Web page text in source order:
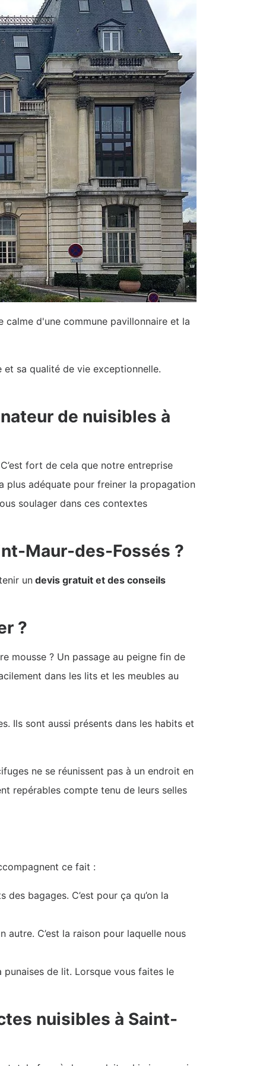
calme d'une commune pavillonnaire et la
sa qualité de vie exceptionnelle.
de nuisibles à
fort de cela que notre entreprise
plus adéquate pour freiner la propagation
soulager dans ces contextes
Maur-des-Fossés ?
undevis gratuit et des conseils
?
mousse ? Un passage au peigne fin de
dans les lits et les meubles au
Ils sont aussi présents dans les habits et
ne se réunissent pas à un endroit en
repérables compte tenu de leurs selles
ce fait :
bagages. C’est pour ça qu’on la
C’est la raison pour laquelle nous
de lit. Lorsque vous faites le
nuisibles à Saint-